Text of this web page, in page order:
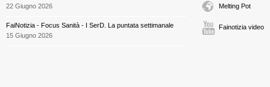
22 Giugno 2026
FaiNotizia - Focus Sanità - I SerD. La puntata settimanale
15 Giugno 2026
Melting Pot
Fainotizia video